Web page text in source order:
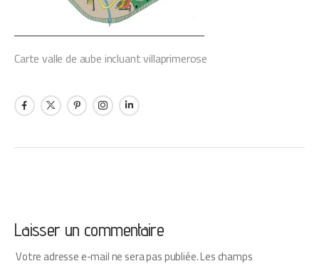
Carte valle de aube incluant villaprimerose
Laisser un commentaire
Votre adresse e-mail ne sera pas publiée.Les champs